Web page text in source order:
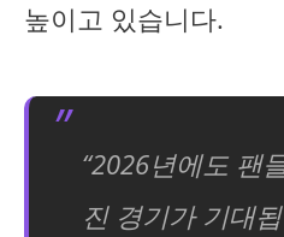
높이고 있습니다.
“2026년에도 팬
진 경기가 기대